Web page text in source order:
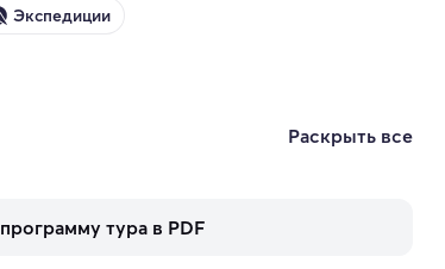
Экспедиции
Раскрыть все
тура в PDF